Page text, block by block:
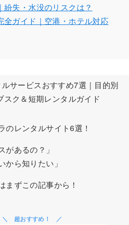
紛失・水没のリスクは？
全ガイド｜空港・ホテル対応
のレンタルサイト6選！
があるの？」
から知りたい」
まずこの記事から！
超おすすめ！